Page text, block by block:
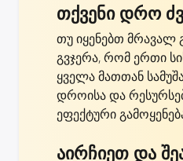
თქვენი დრო
თუ იყენებთ მრავალ
გვჯერა, რომ ერთი
ყველა მათთან
დროისა და
ეფექტური
აირჩიეთ და